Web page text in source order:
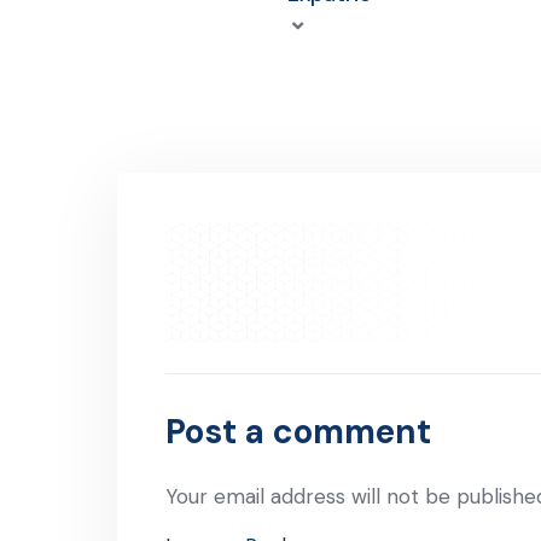
Post a comment
Your email address will not be